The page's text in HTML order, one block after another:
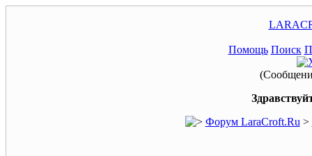
Помощь Поиск
Форум LaraCroft.Ru >